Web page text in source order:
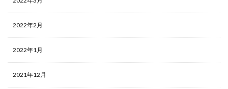
2022年2月
2022年1月
2021年12月